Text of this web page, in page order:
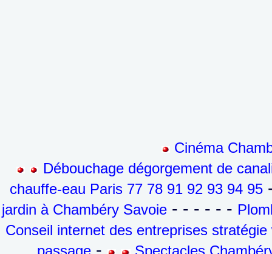
Cinéma
Débouchage dégorgement de
chauffe-eau Paris 77 78 91 92 93 94 95
jardin à Chambéry Savoie - - - - - -
Conseil internet des entreprises stratégie
passage - Spectacles